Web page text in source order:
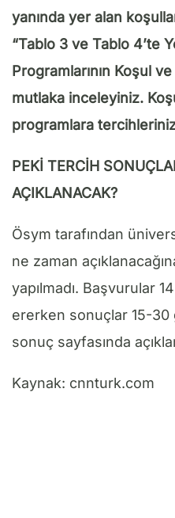
yanında yer alan
“Tablo 3 ve Tablo 4’te
Programlarının Koşul ve
mutlaka inceleyiniz.
programlara
PEKİ TERCİH
AÇIKLANACAK?
Ösym tarafından
ne zaman
yapılmadı. Başvurular
ererken sonuçlar 15-
sonuç sayfasında
Kaynak: cnnturk.com